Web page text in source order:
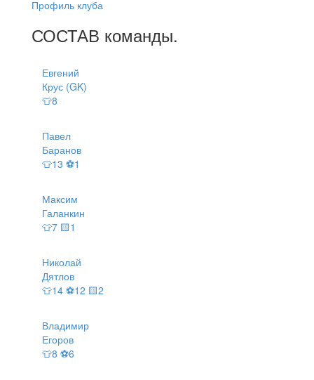
Профиль клуба
СОСТАВ команды.
Евгений
Крус (GK)
👕8
Павел
Баранов
👕13 ⚽1
Максим
Галанкин
👕7 🟨1
Николай
Дятлов
👕14 ⚽12 🟨2
Владимир
Егоров
👕8 ⚽6